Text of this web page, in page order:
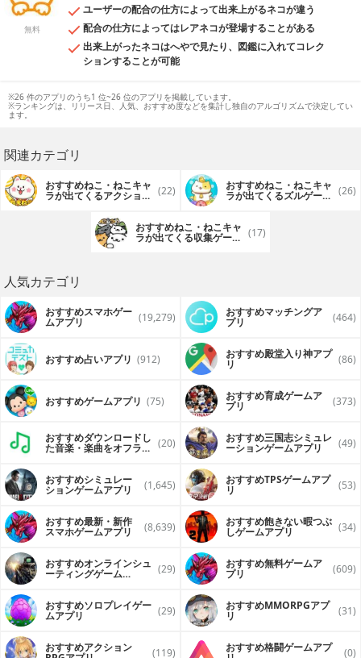
無料
ユーザーの配合の仕方によって出来上がるネコが違う
配合の仕方によってはレアネコが登場することがある
出来上がったネコはへやで見たり、図鑑に入れてコレク
ションすることが可能
※26 件のアプリのうち1 位~26 位のアプリを掲載しています。
※ランキングは、リリース日、人気、おすすめ度などを集計し独自のアルゴリズムで決定してい
ます。
関連カテゴリ
おすすめねこ・ねこキャ
ラが出てくるアクション (22) おすすめねこ・ねこキャ
ラが出てくるズルゲーム (26)
おすすめねこ・ねこキャ
ラが出てくる収集ゲーム (17)
人気カテゴリ
おすすめスマホゲー
ムアプリ (19,279) おすすめマッチングア
プリ (464)
おすすめ占いアプリ (912) おすすめ殿堂入り神アプ
リ (86)
おすすめゲームアプリ (75) おすすめ育成ゲームア
プリ (373)
おすすめダウンロードし
た音楽・楽曲をオフライ (20) おすすめ三国志シミュレ
ーションゲームアプリ (49)
おすすめシミュレー
ションゲームアプリ (1,645) おすすめTPSゲームアプ
リ (53)
おすすめ最新・新作
スマホゲームアプリ (8,639) おすすめ飽きない暇つぶ
しゲームアプリ (34)
おすすめオンラインシュ
ーティングゲーム (29) おすすめ無料ゲームア
プリ (609)
おすすめソロプレイゲー
ムアプリ (29) おすすめ MMORPGアプ
リ (31)
おすすめアクション (119) おすすめ格闘ゲームアプ (0)